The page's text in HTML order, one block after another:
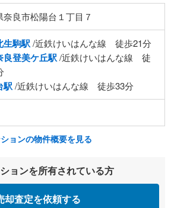
奈良市松陽台１丁目７
生駒駅/近鉄けいはんな線 徒歩21分
良登美ケ丘駅/近鉄けいはんな線 徒
駅/近鉄けいはんな線 徒歩33分
ョンの物件概要を見る
ョンを所有されている方
却査定を依頼する